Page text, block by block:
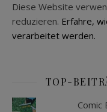
Diese Website
reduzieren. Erfahre,
verarbeitet werden.
TOP-
Comic